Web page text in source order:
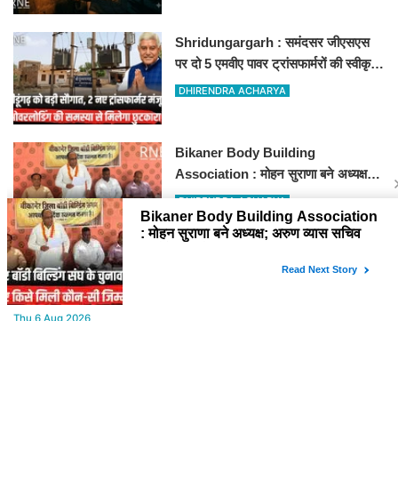
Shridungargarh : समंदसर जीएसएस
पर दो 5 एमवीए पावर ट्रांसफार्मरों की स्वीकृति,
विधायक ताराचंद सारस्वत के सतत प्रयास
DHIRENDRA ACHARYA
Bikaner Body Building
Association : मोहन सुराणा बने अध्यक्ष;
अरुण व्यास सचिव निर्विरोध निर्वाचित
DHIRENDRA ACHARYA
Thu,6 Aug 2026